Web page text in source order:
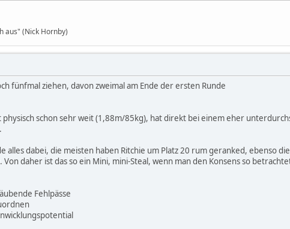
aus" (Nick Hornby)
fünfmal ziehen, davon zweimal am Ende der ersten Runde
physisch schon sehr weit (1,88m/85kg), hat direkt bei einem eher
alles dabei, die meisten haben Ritchie um Platz 20 rum geranked, ebenso
daher ist das so ein Mini, mini-Steal, wenn man den Konsens so
Fehlpässe